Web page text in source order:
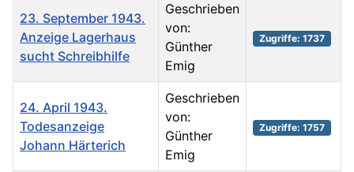
23. September 1943.
Anzeige Lagerhaus
sucht Schreibhilfe
Geschrieben
von:
Günther
Emig
Zugriffe: 1737
24. April 1943.
Todesanzeige
Johann Härterich
Geschrieben
von:
Günther
Emig
Zugriffe: 1757